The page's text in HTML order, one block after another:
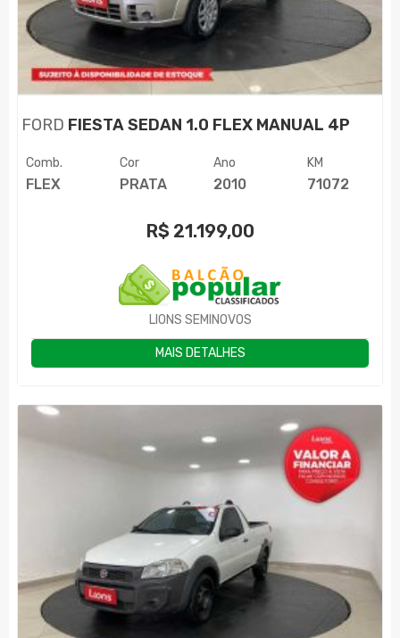
FORD FIESTA SEDAN 1.0 FLEX MANUAL 4P
Comb.
FLEX
Cor
PRATA
Ano
2010
KM
71072
R$ 21.199,00
LIONS SEMINOVOS
MAIS DETALHES